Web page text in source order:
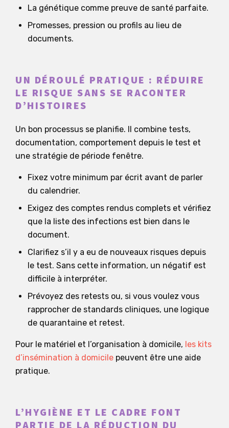
La génétique comme preuve de santé parfaite.
Promesses, pression ou profils au lieu de
documents.
UN DÉROULÉ PRATIQUE : RÉDUIRE
LE RISQUE SANS SE RACONTER
D’HISTOIRES
Un bon processus se planifie. Il combine tests,
documentation, comportement depuis le test et
une stratégie de période fenêtre.
Fixez votre minimum par écrit avant de parler
du calendrier.
Exigez des comptes rendus complets et vérifiez
que la liste des infections est bien dans le
document.
Clarifiez s’il y a eu de nouveaux risques depuis
le test. Sans cette information, un négatif est
difficile à interpréter.
Prévoyez des retests ou, si vous voulez vous
rapprocher de standards cliniques, une logique
de quarantaine et retest.
Pour le matériel et l’organisation à domicile, les kits
d’insémination à domicile peuvent être une aide
pratique.
L’HYGIÈNE ET LE CADRE FONT